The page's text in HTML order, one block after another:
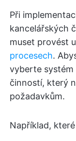
Při
kancelářských
muset provést
procesech.
vyberte systém
činností, který
požadavkům.
Například,